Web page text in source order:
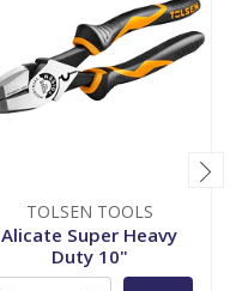
TOLSEN TOOLS
Alicate Super Heavy
Duty 10"